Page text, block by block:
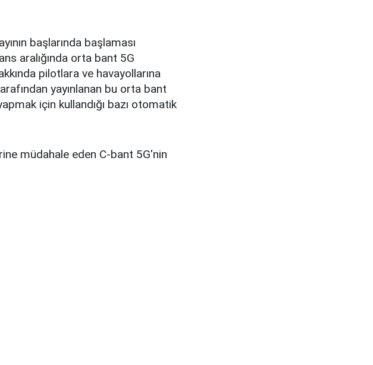
başlarında başlaması
aralığında orta bant 5G
pilotlara ve havayollarına
yayınlanan bu orta bant
için kullandığı bazı otomatik
müdahale eden C-bant 5G'nin